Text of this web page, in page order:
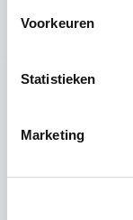
Voorkeuren
Statistieken
Marketing
ondergaat
het glas
permanente